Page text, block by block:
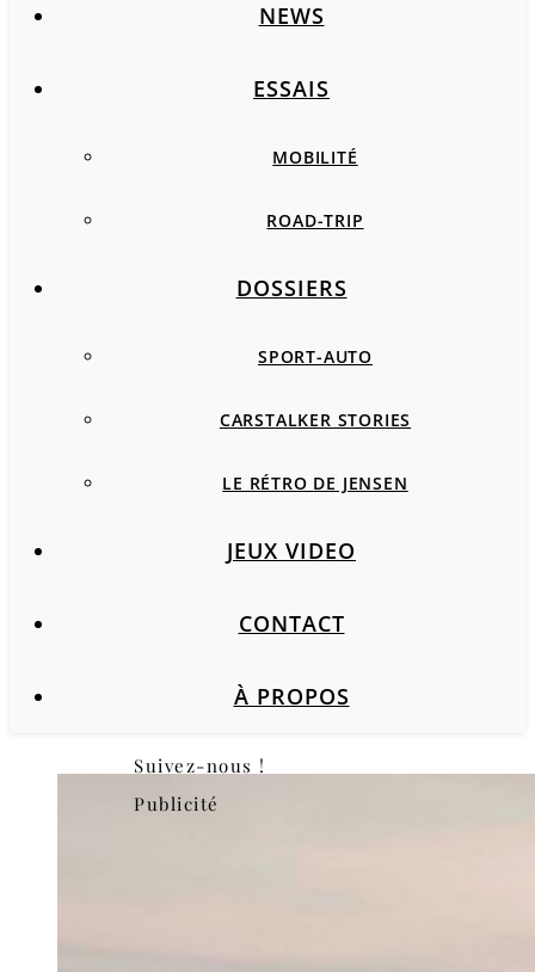
NEWS
ESSAIS
MOBILITÉ
ROAD-TRIP
DOSSIERS
SPORT-AUTO
CARSTALKER STORIES
LE RÉTRO DE JENSEN
JEUX VIDEO
CONTACT
À PROPOS
Suivez-nous !
Publicité